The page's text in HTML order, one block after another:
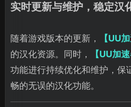
实时更新与维护，稳定汉
随着游戏版本的更新， 【UU
的汉化资源。同时，
【UU加速
功能进行持续优化和维护，保
畅的无误的汉化功能。